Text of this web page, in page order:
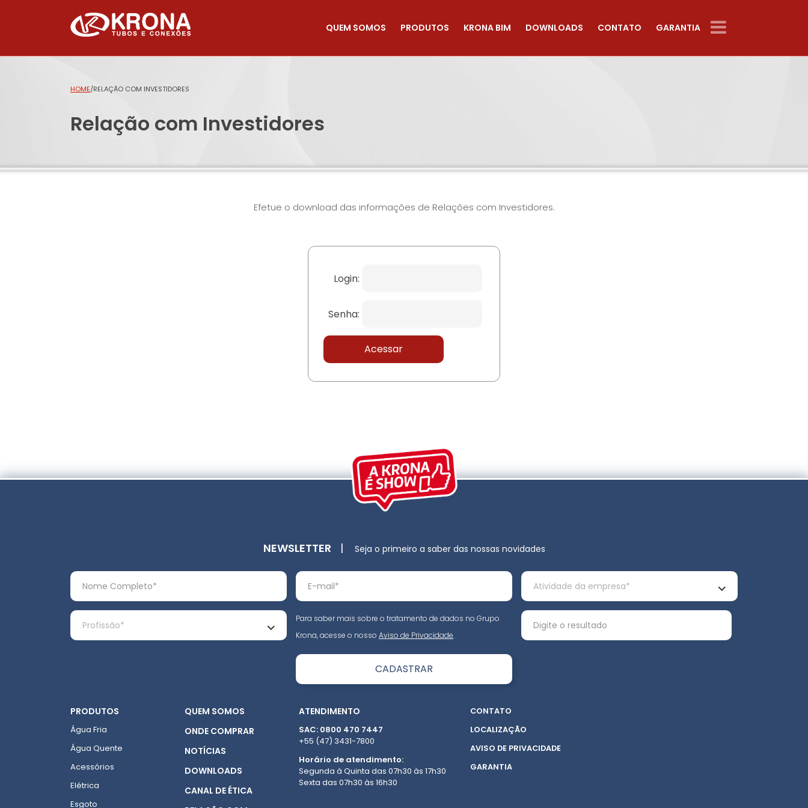
QUEM SOMOS PRODUTOS KRONA BIM DOWNLOADS CONTATO GARANTIA
HOME/RELAÇÃO COM INVESTIDORES
Relação com Investidores
Efetue o download das informações de Relações com Investidores.
Login:
Senha:
NEWSLETTER | Seja o primeiro a saber das nossas novidades
Para saber mais sobre o tratamento de dados no Grupo
Krona, acesse o nosso Aviso de Privacidade.
PRODUTOS
Água Fria
Água Quente
Acessórios
Elétrica
Esgoto
QUEM SOMOS
ONDE COMPRAR
NOTÍCIAS
DOWNLOADS
CANAL DE ÉTICA
ATENDIMENTO
SAC: 0800 470 7447
+55 (47) 3431-7800
Horário de atendimento:
Segunda à Quinta das 07h30 às 17h30
Sexta das 07h30 às 16h30
CONTATO
LOCALIZAÇÃO
AVISO DE PRIVACIDADE
GARANTIA